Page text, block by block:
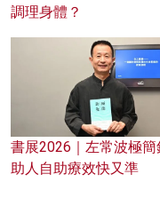
調理身體？
書展2026｜左常波極簡
助人自助療效快又準